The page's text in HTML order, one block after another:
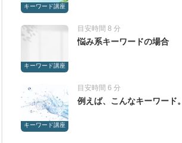
キーワード講座
キーワード講座
目安時間 8 分
悩み系キーワードの場合
キーワード講座
目安時間 6 分
例えば、こんなキーワード。